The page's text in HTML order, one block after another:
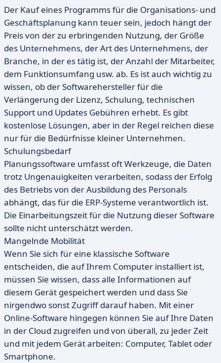
Der Kauf eines Programms für die Organisations- und
Geschäftsplanung kann teuer sein, jedoch hängt der
Preis von der zu erbringenden Nutzung, der Größe
des Unternehmens, der Art des Unternehmens, der
Branche, in der es tätig ist, der Anzahl der Mitarbeiter,
dem Funktionsumfang usw. ab. Es ist auch wichtig zu
wissen, ob der Softwarehersteller für die
Verlängerung der Lizenz, Schulung, technischen
Support und Updates Gebühren erhebt. Es gibt
kostenlose Lösungen, aber in der Regel reichen diese
nur für die Bedürfnisse kleiner Unternehmen.
Schulungsbedarf
Planungssoftware umfasst oft Werkzeuge, die Daten
trotz Ungenauigkeiten verarbeiten, sodass der Erfolg
des Betriebs von der Ausbildung des Personals
abhängt, das für die ERP-Systeme verantwortlich ist.
Die Einarbeitungszeit für die Nutzung dieser Software
sollte nicht unterschätzt werden.
Mangelnde Mobilität
Wenn Sie sich für eine klassische Software
entscheiden, die auf Ihrem Computer installiert ist,
müssen Sie wissen, dass alle Informationen auf
diesem Gerät gespeichert werden und dass Sie
nirgendwo sonst Zugriff darauf haben. Mit einer
Online-Software hingegen können Sie auf Ihre Daten
in der Cloud zugreifen und von überall, zu jeder Zeit
und mit jedem Gerät arbeiten: Computer, Tablet oder
Smartphone.